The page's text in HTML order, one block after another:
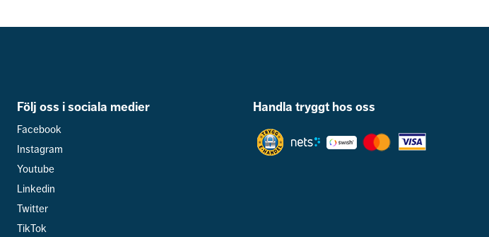
Följ oss i sociala medier
Facebook
Instagram
Youtube
Linkedin
Twitter
TikTok
Handla tryggt hos oss